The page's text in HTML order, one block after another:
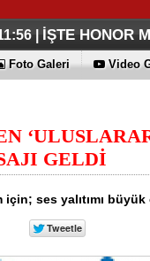
|THY REKOR
|ÖZEL
| İŞTE HONOR
|TECNO'DA
Foto Galeri Video
GELDİ
için; ses yalıtımı